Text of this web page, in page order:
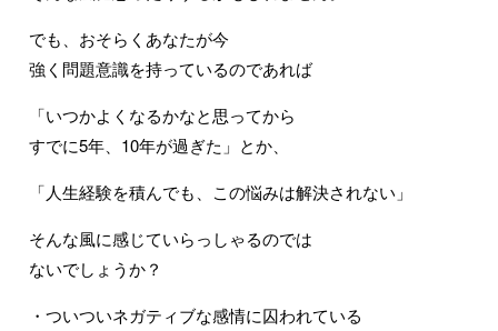
でも、おそらくあなたが今
強く問題意識を持っているのであれば
「いつかよくなるかなと思ってから
すでに5年、10年が過ぎた」とか、
「人生経験を積んでも、この悩みは解決されない」
そんな風に感じていらっしゃるのでは
ないでしょうか？
・ついついネガティブな感情に囚われている